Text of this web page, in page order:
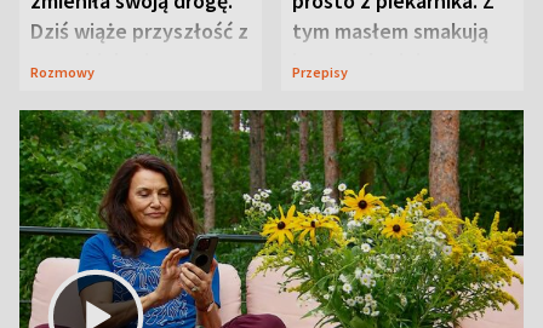
Dziś wiąże przyszłość z
neurobiologią
Rozmowy
tym masłem smakują
jeszcze lepiej
Przepisy